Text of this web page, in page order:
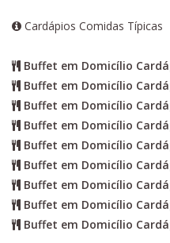
Cardápios Comidas Típicas
Buffet em Domicílio
Buffet em Domicílio
Buffet em Domicílio
Buffet em Domicílio
Buffet em Domicílio
Buffet em Domicílio
Buffet em Domicílio
Buffet em Domicílio
Buffet em Domicílio